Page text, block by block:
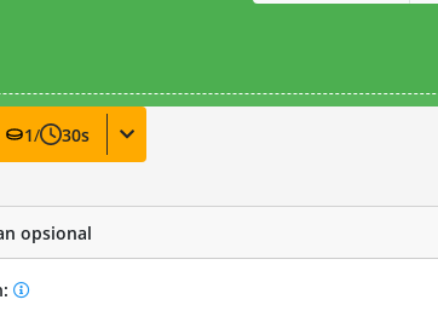
1/ 30s
opsional